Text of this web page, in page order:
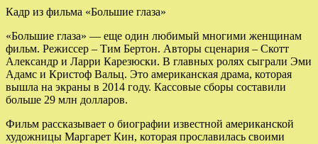
Кадр из фильма «Большие глаза»
«Большие глаза» — еще один любимый многими женщинам
фильм. Режиссер – Тим Бертон. Авторы сценария – Скотт
Александр и Ларри Карезюски. В главных ролях сыграли Эми
Адамс и Кристоф Вальц. Это американская драма, которая
вышла на экраны в 2014 году. Кассовые сборы составили
больше 29 млн долларов.
Фильм рассказывает о биографии известной американской
художницы Маргарет Кин, которая прославилась своими